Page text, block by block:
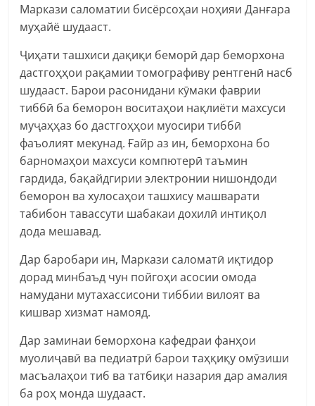
Маркази саломатии бисёрсоҳаи ноҳияи Данғара
муҳайё шудааст.
Ҷиҳати ташхиси дақиқи беморӣ дар беморхона
дастгоҳҳои рақамии томографиву рентгенӣ насб
шудааст. Барои расонидани кӯмаки фаврии
тиббӣ ба беморон воситаҳои нақлиёти махсуси
муҷаҳҳаз бо дастгоҳҳои муосири тиббӣ
фаъолият мекунад. Ғайр аз ин, беморхона бо
барномаҳои махсуси компютерӣ таъмин
гардида, бақайдгирии электронии нишондоди
беморон ва хулосаҳои ташхису машварати
табибон тавассути шабакаи дохилӣ интиқол
дода мешавад.
Дар баробари ин, Маркази саломатӣ иқтидор
дорад минбаъд чун пойгоҳи асосии омода
намудани мутахассисони тиббии вилоят ва
кишвар хизмат намояд.
Дар заминаи беморхона кафедраи фанҳои
муолиҷавӣ ва педиатрӣ барои таҳқиқу омӯзиши
масъалаҳои тиб ва татбиқи назария дар амалия
ба роҳ монда шудааст.